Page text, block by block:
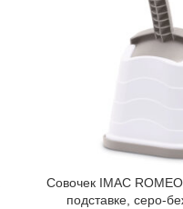
Совочек IMAC
подставке, серо-